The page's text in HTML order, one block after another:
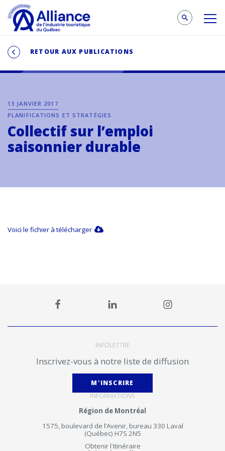
RETOUR AUX PUBLICATIONS
13 JANVIER 2017
PLANIFICATIONS ET STRATÉGIES
Collectif sur l’emploi
saisonnier durable
Voici le fichier à télécharger
INFOLETTRE
Inscrivez-vous à notre liste de diffusion
M'INSCRIRE
INFORMATIONS
Région de Montréal
1575, boulevard de l’Avenir, bureau 330 Laval
(Québec) H7S 2N5
Obtenir l'itinéraire